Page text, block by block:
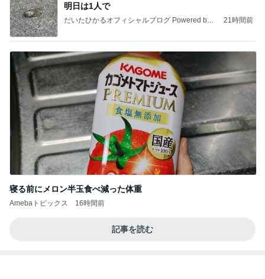
明日は1人で
だいたひかるオフィシャルブログ Powered by
21時間前
寝る前にメロン半玉食べ減った体重
Amebaトピックス 16時間前
記事を読む